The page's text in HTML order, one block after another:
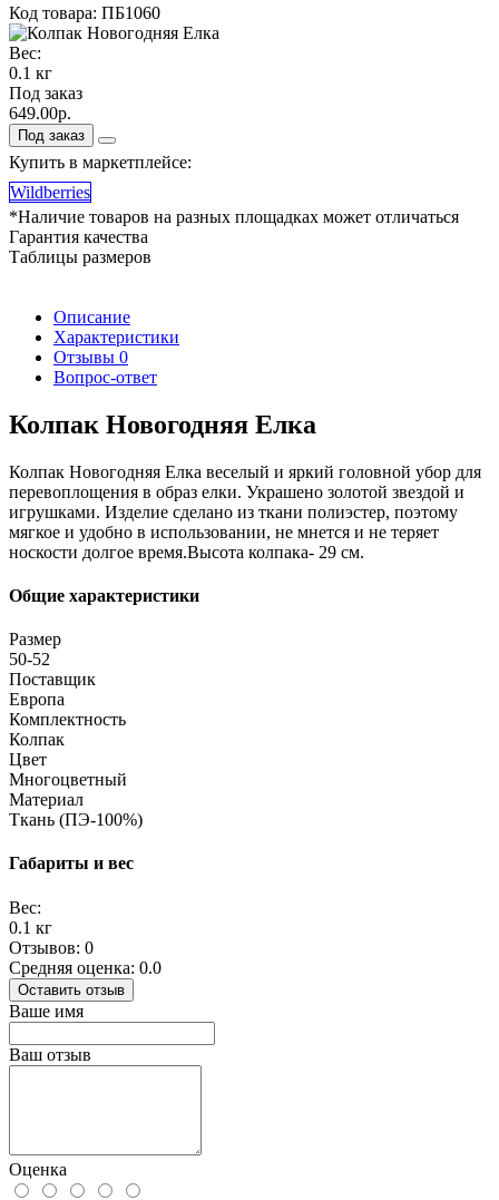
Код товара: ПБ1060
Вес:
0.1 кг
Под заказ
649.00р.
Под заказ
Купить в маркетплейсе:
Wildberries
*Наличие товаров на разных площадках может отличаться
Гарантия качества
Таблицы размеров
Описание
Характеристики
Отзывы 0
Вопрос-ответ
Колпак Новогодняя Елка
Колпак Новогодняя Елка веселый и яркий головной убор для
перевоплощения в образ елки. Украшено золотой звездой и
игрушками. Изделие сделано из ткани полиэстер, поэтому
мягкое и удобно в использовании, не мнется и не теряет
носкости долгое время.Высота колпака- 29 см.
Общие характеристики
Размер
50-52
Поставщик
Европа
Комплектность
Колпак
Цвет
Многоцветный
Материал
Ткань (ПЭ-100%)
Габариты и вес
Вес:
0.1 кг
Отзывов: 0
Средняя оценка: 0.0
Оставить отзыв
Ваше имя
Ваш отзыв
Оценка